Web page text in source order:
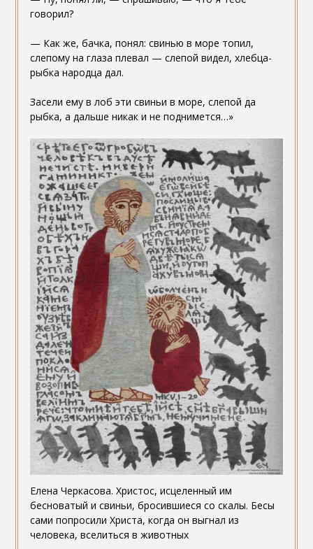
говорил?
— Как же, бачка, понял: свинью в море топил,
слепому на глаза плевал — слепой видел, хлебца-
рыбка народца дал.
Засели ему в лоб эти свиньи в море, слепой да
рыбка, а дальше никак и не поднимется…»
Елена Черкасова. Христос, исцеленный им
бесноватый и свиньи, бросившиеся со скалы. Бесы
сами попросили Христа, когда он выгнал из
человека, вселиться в животных